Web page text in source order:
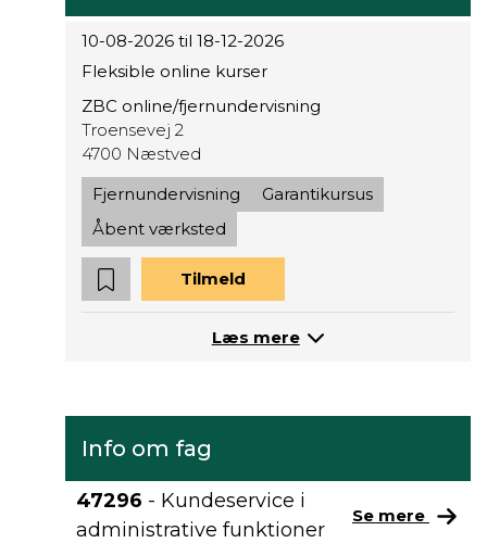
10-08-2026 til 18-12-2026
Fleksible online kurser
ZBC online/fjernundervisning
Troensevej 2
4700 Næstved
Fjernundervisning
Garantikursus
Åbent værksted
Tilmeld
Læs mere
Info om fag
47296 - Kundeservice i
administrative funktioner
Se mere